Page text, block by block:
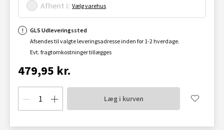
Afhent i: Vælg varehus
GLS Udleveringssted
Afsendes til valgte leveringsadresse inden for 1-2 hverdage.
Evt. fragtomkostninger tillægges
479,95 kr.
Læg i kurven